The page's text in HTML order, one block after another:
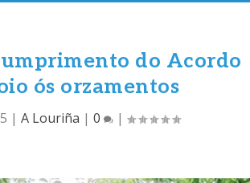
do Acordo
ós orzamentos
|A Louriña |0 |